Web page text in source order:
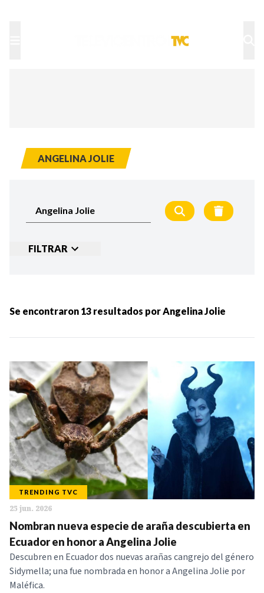
ANGELINA JOLIE
FILTRAR
MÁS RECIENTES
MENOS RECIENTES
Periodo:
IR
NOTICIAS
SERIES
Se encontraron 13 resultados porAngelina Jolie
TRENDING TVC
25 jun. 2026
Nombran nueva especie de araña descubierta en
Ecuador en honor a Angelina Jolie
Descubren en Ecuador dos nuevas arañas cangrejo del género
Sidymella; una fue nombrada en honor a Angelina Jolie por
Maléfica.